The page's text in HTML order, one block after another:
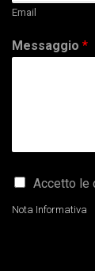
Email
Messaggio *
G
P
Accetto le
Nota Informativa